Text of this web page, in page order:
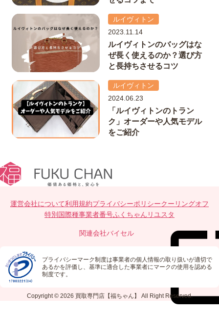
ルイヴィトン
2023.11.14
ルイヴィトンのバッグはな
ぜ長く使えるのか？選び方
と長持ちさせるコツ
ルイヴィトン
2024.06.23
「ルイヴィトンのトラン
ク」オーダーや人気モデル
をご紹介
運営会社について利用規約プライバシーポリシークーリングオフ
特別国際種事業者番号ふくちゃんリユスタ
関連会社バイセル
プライバシーマーク制度は事業者の個人情報の取り扱いが適切で
あるかを評価し、基準に適合した事業者にマークの使用を認める
制度です。
Copyright © 2026 買取専門店【福ちゃん】 All Right Reserved.